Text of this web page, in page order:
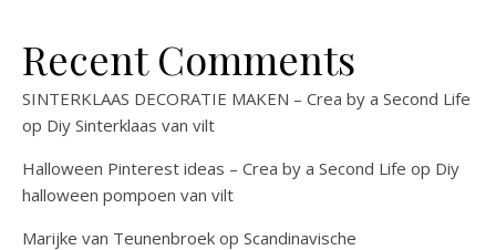
Recent Comments
SINTERKLAAS DECORATIE MAKEN – Crea by a Second Life
op Diy Sinterklaas van vilt
Halloween Pinterest ideas – Crea by a Second Life op Diy
halloween pompoen van vilt
Marijke van Teunenbroek op Scandinavische